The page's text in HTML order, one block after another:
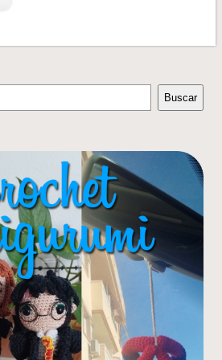
Buscar